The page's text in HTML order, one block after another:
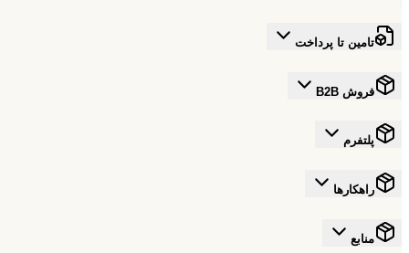
تامین تا پرداخت
فروش B2B
پلتفرم
راهکارها
منابع